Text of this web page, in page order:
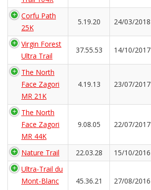
Corfu Path
25K
5.19.20 24/03/2018
Virgin Forest
Ultra Trail
37.55.53 14/10/2017
The North
Face Zagori
MR 21K
4.19.13 23/07/2017
The North
Face Zagori
MR 44K
9.08.05 22/07/2017
Nature Trail 22.03.28 15/10/2016
Ultra-Trail du
Mont-Blanc
45.36.21 27/08/2016